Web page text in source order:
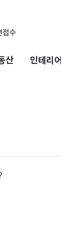
접수
산 인테리어